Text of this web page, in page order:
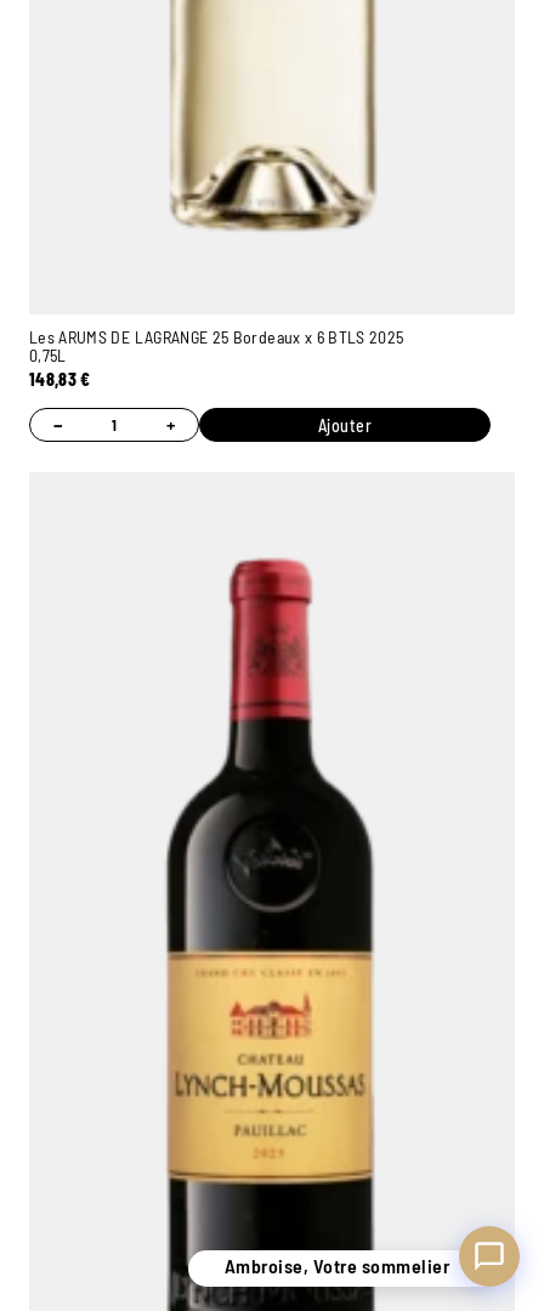
Les ARUMS DE LAGRANGE 25 Bordeaux x 6 BTLS 2025
0,75L
148,83€
− + Ajouter
Ambroise, Votre sommelier
Ambroise, Votre sommelier